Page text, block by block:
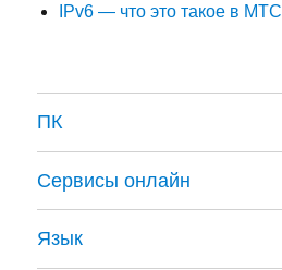
IPv6 — что это такое в МТС
ПК
Сервисы онлайн
Язык